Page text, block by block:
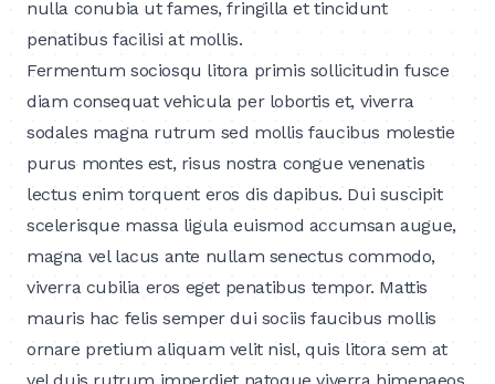
nulla conubia ut fames, fringilla et tincidunt
penatibus facilisi at mollis.
Fermentum sociosqu litora primis sollicitudin fusce
diam consequat vehicula per lobortis et, viverra
sodales magna rutrum sed mollis faucibus molestie
purus montes est, risus nostra congue venenatis
lectus enim torquent eros dis dapibus. Dui suscipit
scelerisque massa ligula euismod accumsan augue,
magna vel lacus ante nullam senectus commodo,
viverra cubilia eros eget penatibus tempor. Mattis
mauris hac felis semper dui sociis faucibus mollis
ornare pretium aliquam velit nisl, quis litora sem at